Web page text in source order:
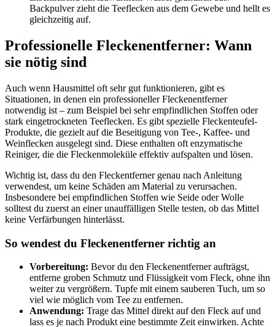
Backpulver zieht die Teeflecken aus dem Gewebe und hellt es
gleichzeitig auf.
Professionelle Fleckenentferner: Wann
sie nötig sind
Auch wenn Hausmittel oft sehr gut funktionieren, gibt es
Situationen, in denen ein professioneller Fleckenentferner
notwendig ist – zum Beispiel bei sehr empfindlichen Stoffen oder
stark eingetrockneten Teeflecken. Es gibt spezielle Fleckenteufel-
Produkte, die gezielt auf die Beseitigung von Tee-, Kaffee- und
Weinflecken ausgelegt sind. Diese enthalten oft enzymatische
Reiniger, die die Fleckenmoleküle effektiv aufspalten und lösen.
Wichtig ist, dass du den Fleckentferner genau nach Anleitung
verwendest, um keine Schäden am Material zu verursachen.
Insbesondere bei empfindlichen Stoffen wie Seide oder Wolle
solltest du zuerst an einer unauffälligen Stelle testen, ob das Mittel
keine Verfärbungen hinterlässt.
So wendest du Fleckenentferner richtig an
Vorbereitung: Bevor du den Fleckenentferner aufträgst,
entferne groben Schmutz und Flüssigkeit vom Fleck, ohne ihn
weiter zu vergrößern. Tupfe mit einem sauberen Tuch, um so
viel wie möglich vom Tee zu entfernen.
Anwendung: Trage das Mittel direkt auf den Fleck auf und
lass es je nach Produkt eine bestimmte Zeit einwirken. Achte